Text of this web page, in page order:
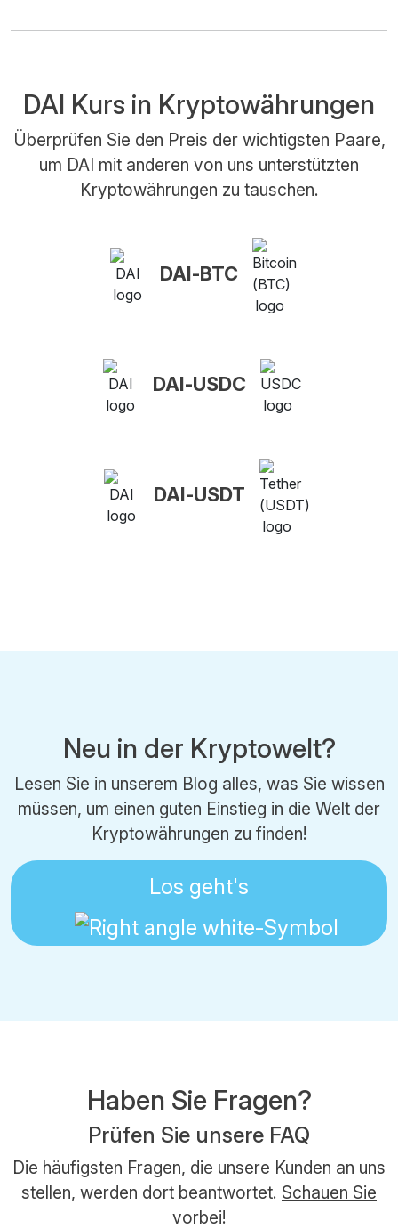
DAI Kurs in Kryptowährungen
Überprüfen Sie den Preis der wichtigsten Paare,
um DAI mit anderen von uns unterstützten
Kryptowährungen zu tauschen.
DAI-BTC
DAI-USDC
DAI-USDT
Neu in der Kryptowelt?
Lesen Sie in unserem Blog alles, was Sie wissen
müssen, um einen guten Einstieg in die Welt der
Kryptowährungen zu finden!
Los geht's
Haben Sie Fragen?
Prüfen Sie unsere FAQ
Die häufigsten Fragen, die unsere Kunden an uns
stellen, werden dort beantwortet. Schauen Sie
vorbei!